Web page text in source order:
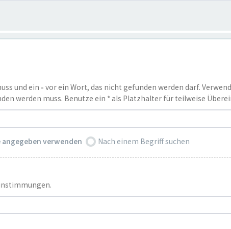
und ein - vor ein Wort, das nicht gefunden werden darf.
werden muss. Benutze ein * als Platzhalter für teilweise
verwenden Nach einem Begriff suchen